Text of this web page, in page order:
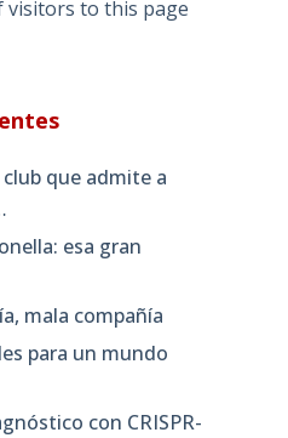
que admite a
esa gran
mala compañía
para un mundo
con CRISPR-